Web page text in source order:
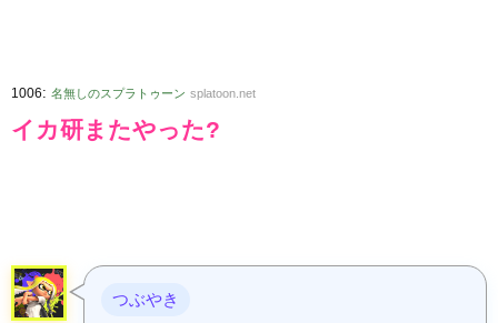
1006: 名無しのスプラトゥーン splatoon.net
イカ研またやった?
つぶやき